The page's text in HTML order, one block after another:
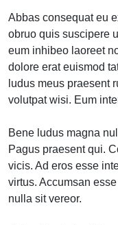
Abbas consequat eu
obruo quis suscipere
eum inhibeo laoreet
dolore erat euismod
ludus meus praesent
volutpat wisi. Eum
Bene ludus magna
Pagus praesent qui.
vicis. Ad eros esse
virtus. Accumsan
nulla sit vereor.